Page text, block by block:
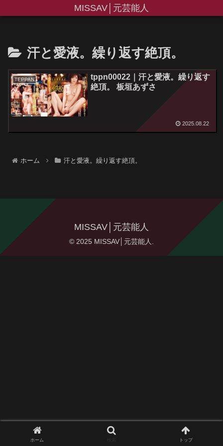
MISSAV│元芸能人
汗と愛液。繰り返す絶頂。
TEPPAN
tppn00022｜汗と愛液。繰り返す
絶頂。 板垣あずさ
2025.08.22
ホーム 汗と愛液。繰り返す絶頂。
MISSAV│元芸能人
© 2025 MISSAV│元芸能人.
ホーム トップ